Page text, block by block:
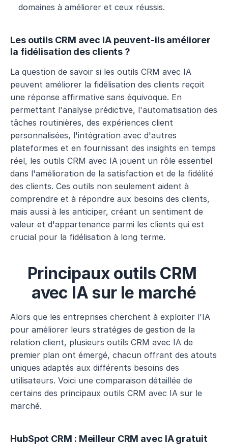
domaines à améliorer et ceux réussis.
Les outils CRM avec IA peuvent-ils améliorer
la fidélisation des clients ?
La question de savoir si les outils CRM avec IA
peuvent améliorer la fidélisation des clients reçoit
une réponse affirmative sans équivoque. En
permettant l'analyse prédictive, l'automatisation des
tâches routinières, des expériences client
personnalisées, l'intégration avec d'autres
plateformes et en fournissant des insights en temps
réel, les outils CRM avec IA jouent un rôle essentiel
dans l'amélioration de la satisfaction et de la fidélité
des clients. Ces outils non seulement aident à
comprendre et à répondre aux besoins des clients,
mais aussi à les anticiper, créant un sentiment de
valeur et d'appartenance parmi les clients qui est
crucial pour la fidélisation à long terme.
Principaux outils CRM
avec IA sur le marché
Alors que les entreprises cherchent à exploiter l'IA
pour améliorer leurs stratégies de gestion de la
relation client, plusieurs outils CRM avec IA de
premier plan ont émergé, chacun offrant des atouts
uniques adaptés aux différents besoins des
utilisateurs. Voici une comparaison détaillée de
certains des principaux outils CRM avec IA sur le
marché.
HubSpot CRM : Meilleur CRM avec IA gratuit